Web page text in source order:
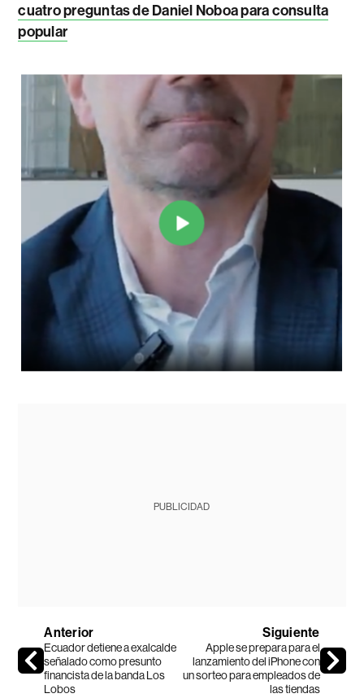
cuatro preguntas de Daniel Noboa para consulta
popular
PUBLICIDAD
Anterior
Ecuador detiene a exalcalde
señalado como presunto
financista de la banda Los
Lobos
Siguiente
Apple se prepara para el
lanzamiento del iPhone con
un sorteo para empleados de
las tiendas